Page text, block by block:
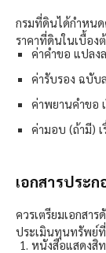
กรมที่ดินได้กำหนด
ราคาที่ดินในเบื้อง
ค่าคำขอ แปลง
ค่ารับรอง ฉบับ
ค่าพยานคำขอ
ค่ามอบ (ถ้ามี)
เอกสารประ
ควรเตรียมเอกสาร
ประเมินทุนทรัพย์
หนังสือแสดงสิ